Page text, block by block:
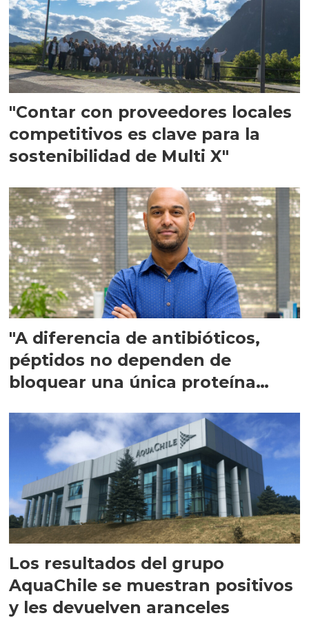
"Contar con proveedores locales
competitivos es clave para la
sostenibilidad de Multi X"
"A diferencia de antibióticos,
péptidos no dependen de
bloquear una única proteína
Los resultados del grupo
AquaChile se muestran positivos
y les devuelven aranceles